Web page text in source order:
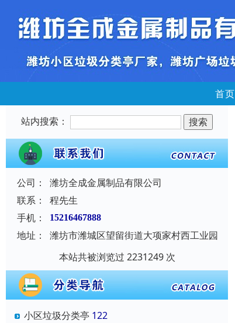
首页
站内搜索：
公司：
潍坊全成金属制品有限公司
联系：
程先生
手机：
15216467888
地址：
潍坊市潍城区望留街道大项家村西工业园
本站共被浏览过 2231249 次
小区垃圾分类亭 122